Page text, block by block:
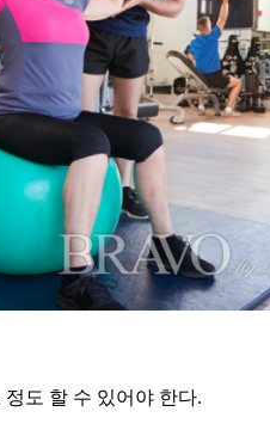
도 할 수 있어야 한다.